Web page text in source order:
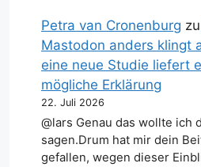
Petra van Cronenburg zu
Mastodon anders klingt
eine neue Studie liefert
mögliche Erklärung
22. Juli 2026
@lars Genau das wollte ich
sagen.Drum hat mir dein
gefallen, wegen dieser